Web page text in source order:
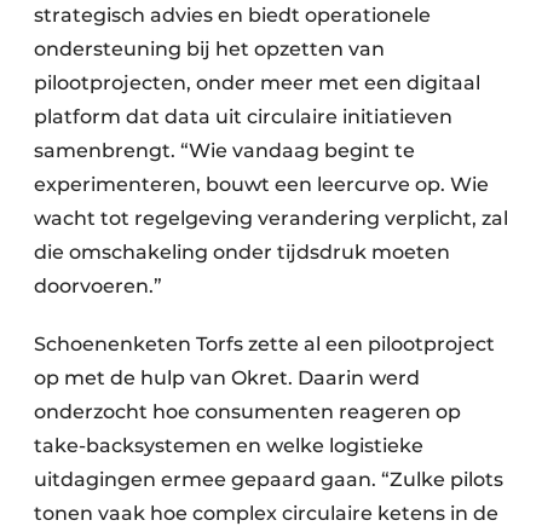
strategisch advies en biedt operationele
ondersteuning bij het opzetten van
pilootprojecten, onder meer met een digitaal
platform dat data uit circulaire initiatieven
samenbrengt. “Wie vandaag begint te
experimenteren, bouwt een leercurve op. Wie
wacht tot regelgeving verandering verplicht, zal
die omschakeling onder tijdsdruk moeten
doorvoeren.”
Schoenenketen Torfs zette al een pilootproject
op met de hulp van Okret. Daarin werd
onderzocht hoe consumenten reageren op
take-backsystemen en welke logistieke
uitdagingen ermee gepaard gaan. “Zulke pilots
tonen vaak hoe complex circulaire ketens in de